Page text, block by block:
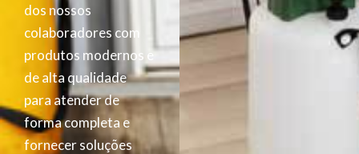
dos nossos
colaboradores com
produtos modernos e
de alta qualidade
para atender de
forma completa e
fornecer soluções